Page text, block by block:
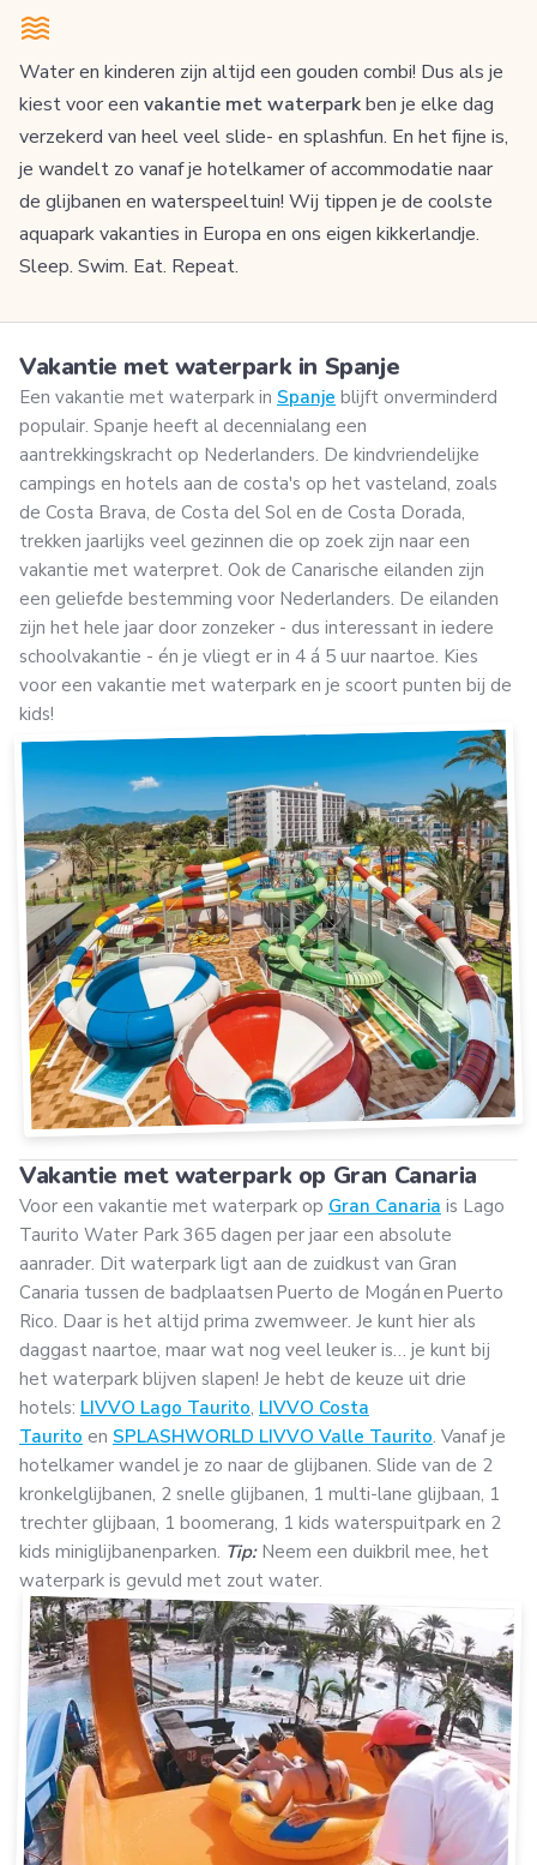
Water en kinderen zijn altijd een gouden combi! Dus als je
kiest voor een vakantie met waterparkben je elke dag
verzekerd van heel veel slide- en splashfun. En het fijne is,
je wandelt zo vanaf je hotelkamer of accommodatie naar
de glijbanen en waterspeeltuin! Wij tippen je de coolste
aquapark vakanties in Europa en ons eigen kikkerlandje.
Sleep. Swim. Eat. Repeat.
Vakantie met waterpark in Spanje
Een vakantie met waterpark in Spanje blijft onverminderd
populair. Spanje heeft al decennialang een
aantrekkingskracht op Nederlanders. De kindvriendelijke
campings en hotels aan de costa's op het vasteland, zoals
de Costa Brava, de Costa del Sol en de Costa Dorada,
trekken jaarlijks veel gezinnen die op zoek zijn naar een
vakantie met waterpret. Ook de Canarische eilanden zijn
een geliefde bestemming voor Nederlanders. De eilanden
zijn het hele jaar door zonzeker - dus interessant in iedere
schoolvakantie - én je vliegt er in 4 á 5 uur naartoe. Kies
voor een vakantie met waterpark en je scoort punten bij de
kids!
Vakantie met waterpark op Gran Canaria
Voor een vakantie met waterpark op Gran Canaria is Lago
Taurito Water Park 365 dagen per jaar een absolute
aanrader. Dit waterpark ligt aan de zuidkust van Gran
Canaria tussen de badplaatsen Puerto de Mogán en Puerto
Rico. Daar is het altijd prima zwemweer. Je kunt hier als
daggast naartoe, maar wat nog veel leuker is… je kunt bij
het waterpark blijven slapen! Je hebt de keuze uit drie
hotels: LIVVO Lago Taurito, LIVVO Costa
Taurito en SPLASHWORLD LIVVO Valle Taurito. Vanaf je
hotelkamer wandel je zo naar de glijbanen. Slide van de 2
kronkelglijbanen, 2 snelle glijbanen, 1 multi-lane glijbaan, 1
trechter glijbaan, 1 boomerang, 1 kids waterspuitpark en 2
kids miniglijbanenparken. Tip: Neem een duikbril mee, het
waterpark is gevuld met zout water.